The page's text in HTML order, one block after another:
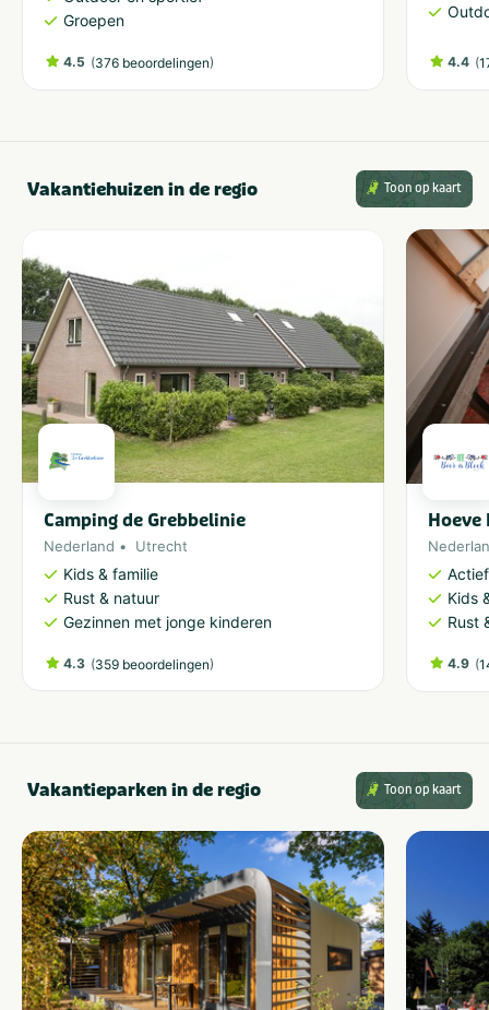
Groepen
4.5 (376 beoordelingen) 4.4 (
Vakantiehuizen in de regio Toon op kaart
Camping de Grebbelinie
Nederland Utrecht
Kids & familie
Rust & natuur
Gezinnen met jonge kinderen
4.3 (359 beoordelingen)
Hoeve
Kids
Rust
4.9 (
Vakantieparken in de regio Toon op kaart